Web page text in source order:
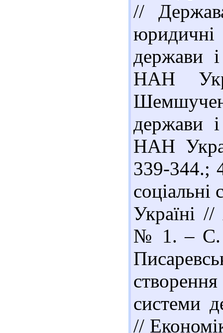
//
держави
НАН
держави
НАН
339-344.;
соціальні
Україні
№ 1. – С.
системи
//